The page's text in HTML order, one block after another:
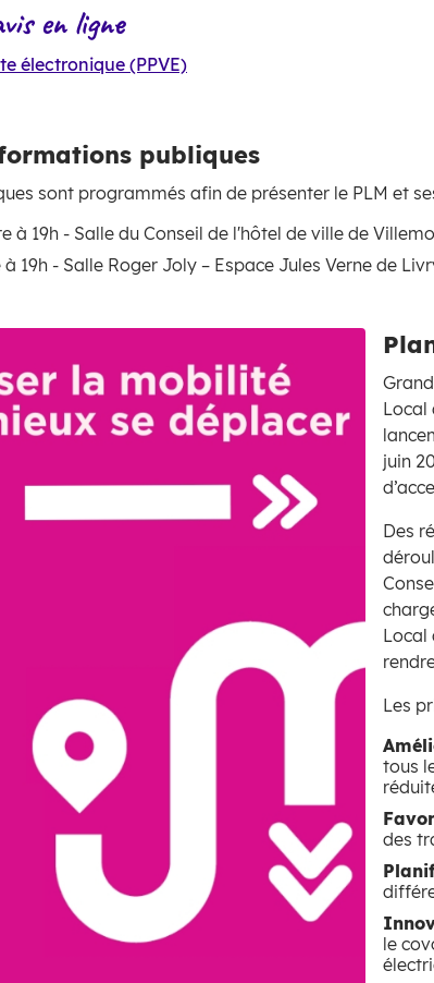
en ligne
électronique (PPVE)
publiques
sont programmés afin de présenter le PLM et
à 19h - Salle du Conseil de l'hôtel de ville de
19h - Salle Roger Joly – Espace Jules Verne de
Local
juin
Des
Local
Les
tous
des
le